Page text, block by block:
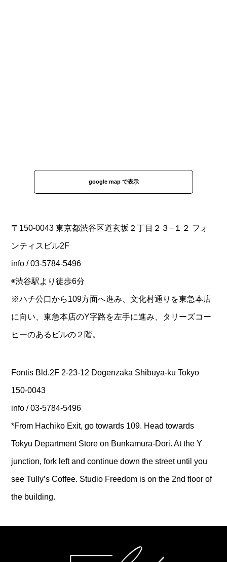
google map で表示
〒150-0043 東京都渋谷区道玄坂２丁目２３−１２ フォ
ンティスビル2F
info / 03-5784-5496
◉渋谷駅より徒歩6分
※ハチ公口から109方面へ進み、文化村通りを東急本店
に向い、東急本店のY字路を左手に進み、タリーズコー
ヒーのあるビルの２階。
Fontis Bld.2F 2-23-12 Dogenzaka Shibuya-ku Tokyo
150-0043
info / 03-5784-5496
*From Hachiko Exit, go towards 109. Head towards
Tokyu Department Store on Bunkamura-Dori. At the Y
junction, fork left and continue down the street until you
see Tully’s Coffee. Studio Freedom is on the 2nd floor of
the building.